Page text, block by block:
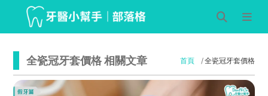
全瓷冠牙套價格 相關文章 首頁 全瓷冠牙套價格